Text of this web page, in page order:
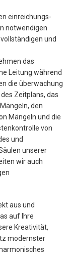
einreichungs-
notwendigen
und
das
Leitung während
die überwachung
Zeitplans, das
den
Mängeln und die
von
und
unserer
wir auch
aus und
auf Ihre
Kreativität,
modernster